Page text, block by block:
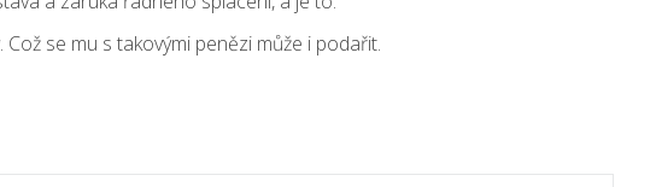
se mu s takovými penězi může i podařit.